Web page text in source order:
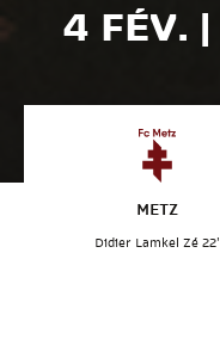
4 FÉV. |
METZ
Didier Lamkel Zé 22'